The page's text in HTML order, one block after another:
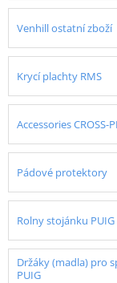
Venhill ostatní zboží
Krycí plachty RMS
Accessories CROSS-
Pádové protektory
Rolny stojánku PUIG
Držáky (madla) pro
PUIG